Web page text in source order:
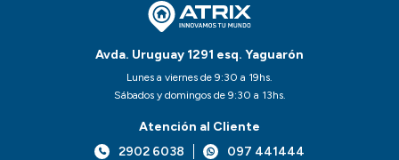
Avda. Uruguay 1291 esq. Yaguarón
Lunes a viernes de 9:30 a 19hs.
Sábados y domingos de 9:30 a 13hs.
Atención al Cliente
2902 6038
097 441444